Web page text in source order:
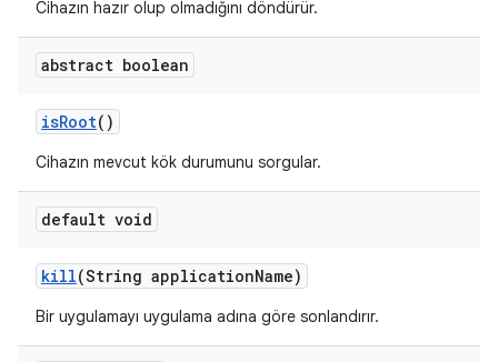
Cihazın hazır olup olmadığını döndürür.
abstract boolean
isRoot()
Cihazın mevcut kök durumunu sorgular.
default void
kill(String applicationName)
Bir uygulamayı uygulama adına göre sonlandırır.